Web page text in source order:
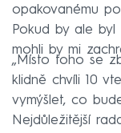
opakovanému
Pokud by ale byl
mohli by mi
„Místo toho se
klidně chvíli 10
vymýšlet, co
Nejdůležitější